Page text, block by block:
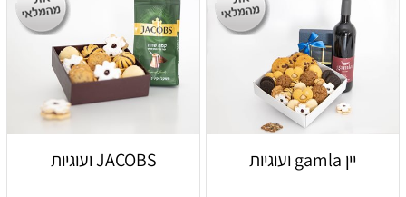
יין gamla ועוגיות JACOBS ועוגיות